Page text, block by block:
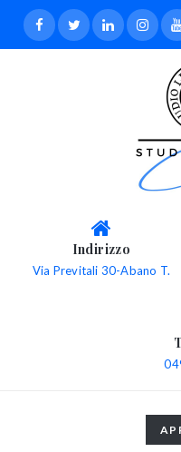
Indirizzo
Via Previtali 30-Abano T.